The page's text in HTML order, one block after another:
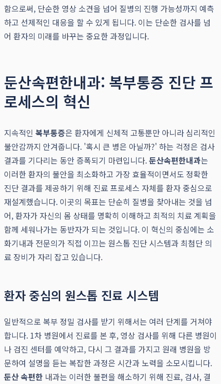
함으로써, 단순한 영상 소견을 넘어 질병의 진행 가능성까지 예측
하고 선제적인 대응을 할 수 있게 됩니다. 이는 단순한 검사를 넘
어 환자의 미래를 바꾸는 중요한 과정입니다.
둔산속편한내과: 복부통증 진단 프
로세스의 혁신
지속적인 복부통증은 환자에게 신체적 고통뿐만 아니라 심리적인
불안감까지 안겨줍니다. '혹시 큰 병은 아닐까?' 하는 걱정은 검사
결과를 기다리는 동안 증폭되기 마련입니다.둔산속편한내과는
이러한 환자의 불안을 최소화하고 가장 효율적이면서도 정확한
진단 결과를 제공하기 위해 진료 프로세스 자체를 환자 중심으로
재설계했습니다. 이곳의 목표는 단순히 질병을 찾아내는 것을 넘
어, 환자가 자신의 몸 상태를 명확히 이해하고 최적의 치료 계획을
함께 세워나가는 동반자가 되는 것입니다. 이 혁신의 중심에는 소
화기내과 전문의가 직접 이끄는 원스톱 진단 시스템과 최첨단 의
료 장비가 자리 잡고 있습니다.
환자 중심의 원스톱 진료 시스템
일반적으로 복부 정밀 검사를 받기 위해서는 여러 단계를 거쳐야
합니다. 1차 병원에서 진료를 본 후, 영상 검사를 위해 다른 병원이
나 검진 센터를 예약하고, 다시 그 결과를 가지고 원래 병원을 방
문하여 설명을 듣는 복잡한 과정은 시간과 노력을 소모시킵니다.
둔산 속편한 내과는 이러한 불편을 해소하기 위해 진료, 검사, 결